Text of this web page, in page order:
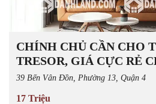
CHÍNH CHỦ CẦN CHO
TRESOR, GIÁ CỰC RẺ
39 Bến Vân Đồn, Phường 13, Quận 4
17 Triệu